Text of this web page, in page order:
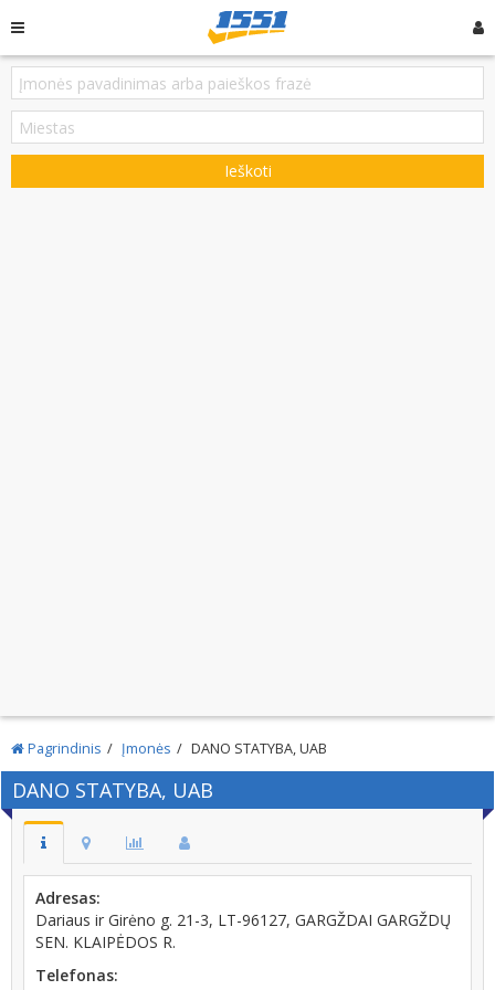
Ieškoti
Pagrindinis Įmonės DANO STATYBA, UAB
DANO STATYBA, UAB
Adresas:
Dariaus ir Girėno g. 21-3, LT-96127, GARGŽDAI GARGŽDŲ
SEN. KLAIPĖDOS R.
Telefonas: